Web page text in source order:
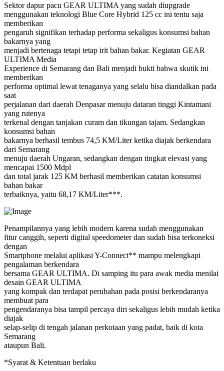
Sektor dapur pacu GEAR ULTIMA yang sudah diupgrade
menggunakan teknologi Blue Core Hybrid 125 cc ini tentu saja
memberikan
pengaruh signifikan terhadap performa sekaligus konsumsi bahan
bakarnya yang
menjadi bertenaga tetapi tetap irit bahan bakar. Kegiatan GEAR
ULTIMA Media
Experience di Semarang dan Bali menjadi bukti bahwa skutik ini
memberikan
performa optimal lewat tenaganya yang selalu bisa diandalkan pada
saat
perjalanan dari daerah Denpasar menuju dataran tinggi Kintamani
yang rutenya
terkenal dengan tanjakan curam dan tikungan tajam. Sedangkan
konsumsi bahan
bakarnya berhasil tembus 74,5 KM/Liter ketika diajak berkendara
dari Semarang
menuju daerah Ungaran, sedangkan dengan tingkat elevasi yang
mencapai 1500 Mdpl
dan total jarak 125 KM berhasil memberikan catatan konsumsi
bahan bakar
terbaiknya, yaitu 68,17 KM/Liter***.
Penampilannya yang lebih modern karena sudah menggunakan
fitur canggih, seperti digital speedometer dan sudah bisa terkoneksi
dengan
Smartphone melalui aplikasi Y-Connect** mampu melengkapi
pengalaman berkendara
bersama GEAR ULTIMA. Di samping itu para awak media menilai
desain GEAR ULTIMA
yang kompak dan terdapat perubahan pada posisi berkendaranya
membuat para
pengendaranya bisa tampil percaya diri sekaligus lebih mudah ketika
diajak
selap-selip di tengah jalanan perkotaan yang padat, baik di kota
Semarang
ataupun Bali.
*Syarat & Ketentuan berlaku